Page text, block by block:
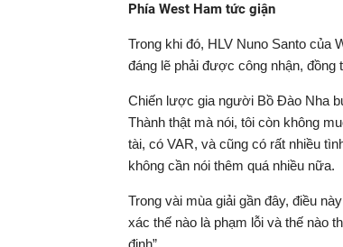
Phía West Ham tức giận
Trong khi đó, HLV Nuno Santo của
đáng lẽ phải được công nhận, đồng
Chiến lược gia người Bồ Đào Nha
Thành thật mà nói, tôi còn không
tài, có VAR, và cũng có rất nhiều
không cần nói thêm quá nhiều nữa.
Trong vài mùa giải gần đây, điều
xác thế nào là phạm lỗi và thế nào
định”.